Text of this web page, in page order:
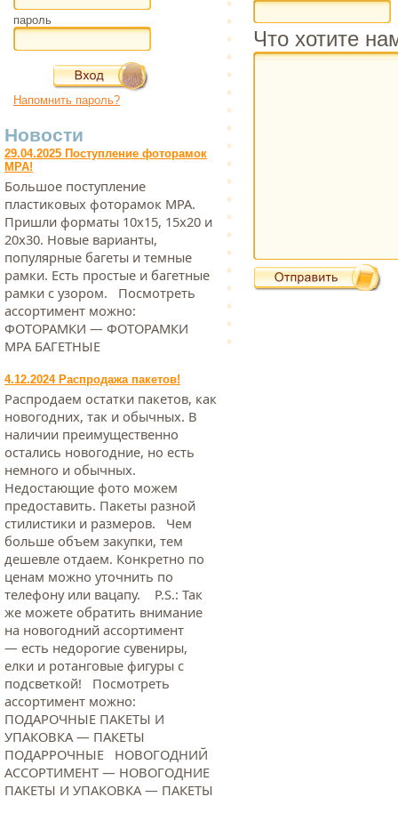
пароль
Напомнить пароль?
Новости
29.04.2025 Поступление фоторамок
МРА!
Большое поступление
пластиковых фоторамок МРА.
Пришли форматы 10х15, 15х20 и
20х30. Новые варианты,
популярные багеты и темные
рамки. Есть простые и багетные
рамки с узором. Посмотреть
ассортимент можно:
ФОТОРАМКИ — ФОТОРАМКИ
МРА БАГЕТНЫЕ
4.12.2024 Распродажа пакетов!
Распродаем остатки пакетов, как
новогодних, так и обычных. В
наличии преимущественно
остались новогодние, но есть
немного и обычных.
Недостающие фото можем
предоставить. Пакеты разной
стилистики и размеров. Чем
больше объем закупки, тем
дешевле отдаем. Конкретно по
ценам можно уточнить по
телефону или вацапу. Р.S.: Так
же можете обратить внимание
на новогодний ассортимент
— есть недорогие сувениры,
елки и ротанговые фигуры с
подсветкой! Посмотреть
ассортимент можно:
ПОДАРОЧНЫЕ ПАКЕТЫ И
УПАКОВКА — ПАКЕТЫ
ПОДАРРОЧНЫЕ НОВОГОДНИЙ
АССОРТИМЕНТ — НОВОГОДНИЕ
ПАКЕТЫ И УПАКОВКА — ПАКЕТЫ
Что хотите